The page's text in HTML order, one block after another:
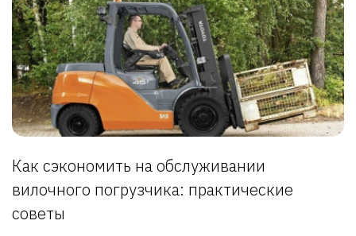
Как сэкономить на обслуживании
вилочного погрузчика: практические
советы